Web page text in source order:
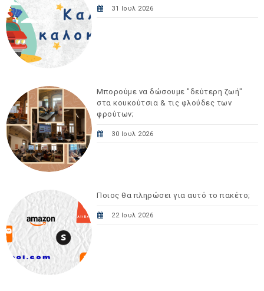
31 Ιουλ 2026
Μπορούμε να δώσουμε "δεύτερη ζωή"
στα κουκούτσια & τις φλούδες των
φρούτων;
30 Ιουλ 2026
Ποιος θα πληρώσει για αυτό το πακέτο;
22 Ιουλ 2026